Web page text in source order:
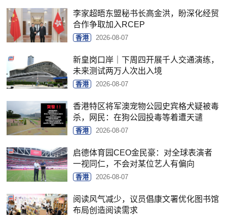
李家超晤东盟秘书长高金洪，盼深化经贸
合作争取加入RCEP
香港 2026-08-07
新皇岗口岸｜下周四开展千人交通演练，
未来测试两万人次出入境
香港 2026-08-07
香港特区将军澳宠物公园史宾格犬疑被毒
杀，网民：在狗公园投毒等着遭天谴
香港 2026-08-07
启德体育园CEO金民豪：对全球表演者
一视同仁，不会对某位艺人有偏向
香港 2026-08-07
阅读风气减少，议员倡康文署优化图书馆
布局创造阅读需求